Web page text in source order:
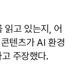
읽고 있는지, 어
텐츠가 AI 환경
주장했다.